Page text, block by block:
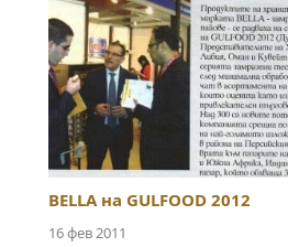
BELLA на GULFOOD 2012
16 фев 2011